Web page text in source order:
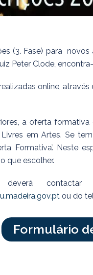
(3. Fase) para
Peter Clode,
online,
a oferta
em Artes. Se
Formativa’. Neste
que escolher.
deverá
ou do
Formulário